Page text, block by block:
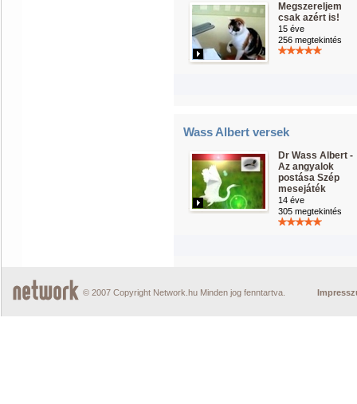
Megszereljem
csak azért is!
15 éve
256 megtekintés
Wass Albert versek
Dr Wass Albert -
Az angyalok
postása Szép
mesejáték
14 éve
305 megtekintés
© 2007 Copyright Network.hu Minden jog fenntartva.